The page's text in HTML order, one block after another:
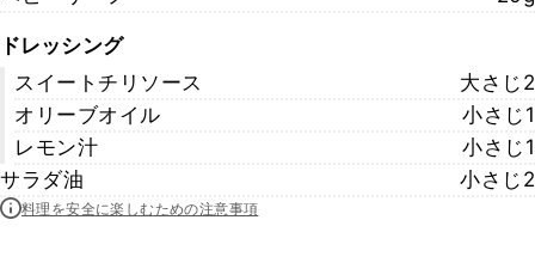
ドレッシング
スイートチリソース
大さじ2
オリーブオイル
小さじ1
レモン汁
小さじ1
サラダ油
小さじ2
料理を安全に楽しむための注意事項